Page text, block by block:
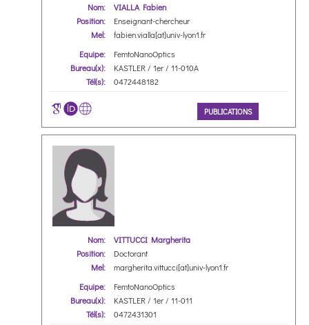
Nom:
VIALLA Fabien
Position:
Enseignant-chercheur
Mel:
fabien.vialla[at]univ-lyon1.fr
Equipe:
FemtoNanoOptics
Bureau(x):
KASTLER / 1er / 11-010A
Tél(s):
0472448182
PUBLICATIONS
Nom:
VITTUCCI Margherita
Position:
Doctorant
Mel:
margherita.vittucci[at]univ-lyon1.fr
Equipe:
FemtoNanoOptics
Bureau(x):
KASTLER / 1er / 11-011
Tél(s):
0472431301